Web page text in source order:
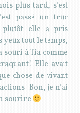
plus tard, s’est
passé un truc
elle a pris
yeux tout le temps,
à Tia comme
Elle avait
chose de vivant
Bon, je n’ai
sourire